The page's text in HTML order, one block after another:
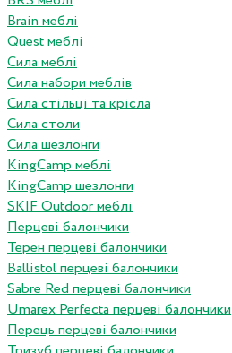
Brain меблі
Quest меблі
Сила меблі
Сила набори меблів
Сила стільці та крісла
Сила столи
Сила шезлонги
KingCamp меблі
KingCamp шезлонги
SKIF Outdoor меблі
Перцеві балончики
Терен перцеві балончики
Ballistol перцеві балончики
Sabre Red перцеві балончики
Umarex Perfecta перцеві балончики
Перець перцеві балончики